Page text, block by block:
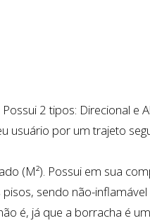
2 tipos: Direcional e
usuário por um trajeto
(M²). Possui em sua
sendo não-
é, já que a borracha é